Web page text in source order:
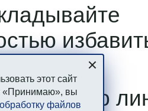
на горячую
этот сайт
«Принимаю», вы
файлов